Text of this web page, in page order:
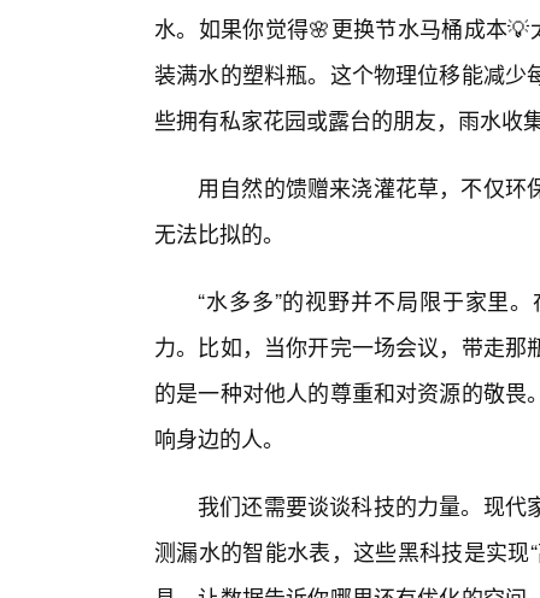
水。如果你觉得🌸更换节水马桶成本
装满水的塑料瓶。这个物理位移能减
些拥有私家花园或露台的朋友，雨水收
用自然的馈赠来浇灌花草，不仅
无法比拟的。
“水多多”的视野并不局限于家里
力。比如，当你开完一场会议，带走
的是一种对他人的尊重和对资源的敬
响身边的人。
我们还需要谈谈科技的力量。现
测漏水的智能水表，这些黑科技是实